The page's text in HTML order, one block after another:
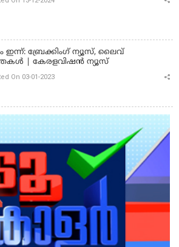
ഇന്ന്: ബ്രേക്കിംഗ് ന്യൂസ്, ലൈവ്
| കേരളവിഷൻ ന്യൂസ്
On 03-01-2023